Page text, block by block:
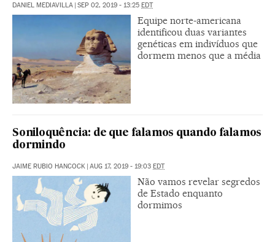
DANIEL MEDIAVILLA | SEP 02, 2019 - 13:25 EDT
Equipe norte-americana
identificou duas variantes
genéticas em indivíduos que
dormem menos que a média
Soniloquência: de que falamos quando falamos
dormindo
JAIME RUBIO HANCOCK | AUG 17, 2019 - 19:03 EDT
Não vamos revelar segredos
de Estado enquanto
dormimos